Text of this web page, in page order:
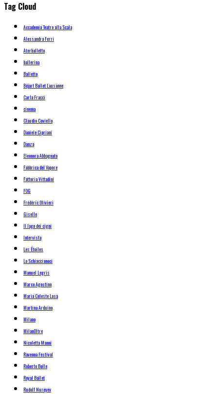
Tag Cloud
Accademia Teatro alla Scala
Alessandra Ferri
Aterballetto
ballerina
Balletto
Béjart Ballet Lausanne
Carla Fracci
cinema
Claudio Coviello
Daniele Cipriani
Danza
Eleonora Abbagnato
Fabbrica del Vapore
Fattoria Vittadini
FOG
Frédéric Olivieri
Giselle
Il lago dei cigni
Intervista
Les Étoiles
Lo Schiaccianoci
Manuel Legris
Marco Agostino
Maria Celeste Losa
Martina Arduino
Milano
MilanOltre
Nicoletta Manni
Ravenna Festival
Roberto Bolle
Royal Ballet
Rudolf Nureyev